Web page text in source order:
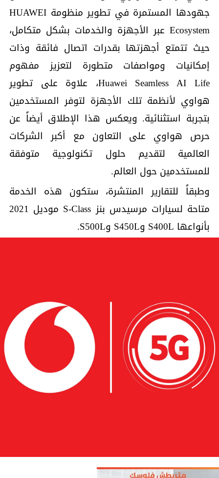
جهودها المستمرة في تطوير منظومة HUAWEI
Ecosystem عبر الأجهزة والخدمات بشكل متكامل،
حيث تتمتع أجهزتها بقدرات اتصال فائقة وذات
إمكانيات ومواصفات متطورة لتعزيز مفهوم
Huawei Seamless AI Life، علاوة على تطوير
هواوي لأنظمة تلك الأجهزة لتوفر المستخدمين
بتجربة استثنائية. ويعكس هذا الإطلاق أيضاً عن
حرص هواوي على التعاون مع أكبر الشركات
العالمية لتقديم حلول تكنولوجية متوفقة
للمستخدمين حول العالم.
وطبقاً للتقارير المنتشرة، ستكون هذه الخدمة
متاحة لسيارات مرسيدس بنز S-Class موديل 2021
بأنواعها S400L وS450L وS500L.